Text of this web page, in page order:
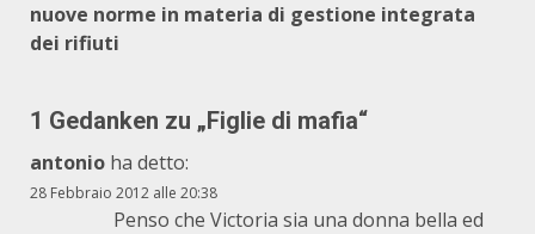
nuove norme in materia di gestione integrata
dei rifiuti
1 Gedanken zu „Figlie di mafia“
antonio ha detto:
28 Febbraio 2012 alle 20:38
Penso che Victoria sia una donna bella ed